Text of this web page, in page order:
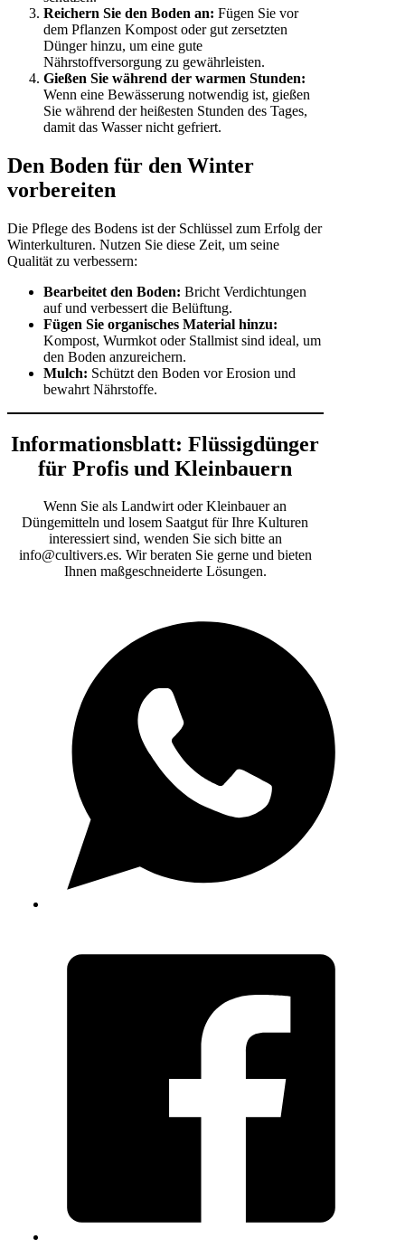
Reichern Sie den Boden an: Fügen Sie vor
dem Pflanzen Kompost oder gut zersetzten
Dünger hinzu, um eine gute
Nährstoffversorgung zu gewährleisten.
Gießen Sie während der warmen Stunden:
Wenn eine Bewässerung notwendig ist, gießen
Sie während der heißesten Stunden des Tages,
damit das Wasser nicht gefriert.
Den Boden für den Winter
vorbereiten
Die Pflege des Bodens ist der Schlüssel zum Erfolg der
Winterkulturen. Nutzen Sie diese Zeit, um seine
Qualität zu verbessern:
Bearbeitet den Boden: Bricht Verdichtungen
auf und verbessert die Belüftung.
Fügen Sie organisches Material hinzu:
Kompost, Wurmkot oder Stallmist sind ideal, um
den Boden anzureichern.
Mulch: Schützt den Boden vor Erosion und
bewahrt Nährstoffe.
Informationsblatt: Flüssigdünger
für Profis und Kleinbauern
Wenn Sie als Landwirt oder Kleinbauer an
Düngemitteln und losem Saatgut für Ihre Kulturen
interessiert sind, wenden Sie sich bitte an
info@cultivers.es. Wir beraten Sie gerne und bieten
Ihnen maßgeschneiderte Lösungen.